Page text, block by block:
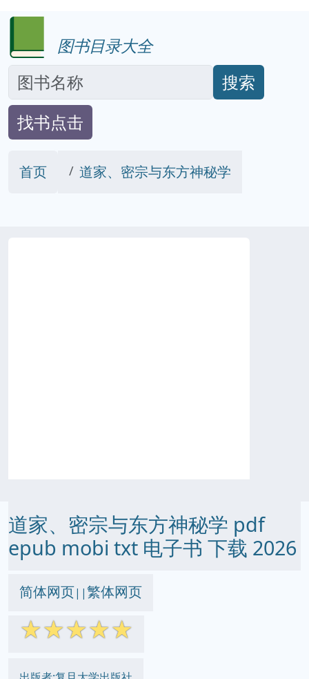
图书目录大全
搜索
找书点击
首页 道家、密宗与东方神秘学
道家、密宗与东方神秘学 pdf
epub mobi txt 电子书 下载 2026
简体网页||繁体网页
☆☆☆☆☆